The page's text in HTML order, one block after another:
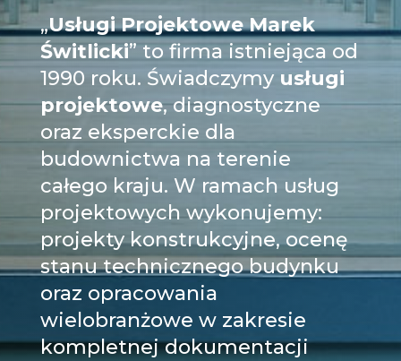
„Usługi Projektowe Marek
Świtlicki” to firma istniejąca od
1990 roku. Świadczymy usługi
projektowe, diagnostyczne
oraz eksperckie dla
budownictwa na terenie
całego kraju. W ramach usług
projektowych wykonujemy:
projekty konstrukcyjne, ocenę
stanu technicznego budynku
oraz opracowania
wielobranżowe w zakresie
kompletnej dokumentacji